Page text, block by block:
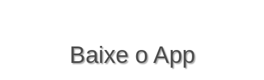
Baixe o App